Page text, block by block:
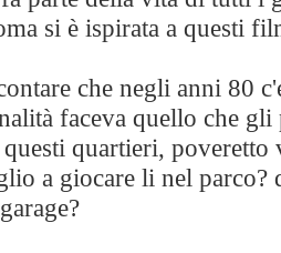
si è ispirata a questi
che negli anni 80
faceva quello che gli
quartieri, poveretto
a giocare li nel parco?